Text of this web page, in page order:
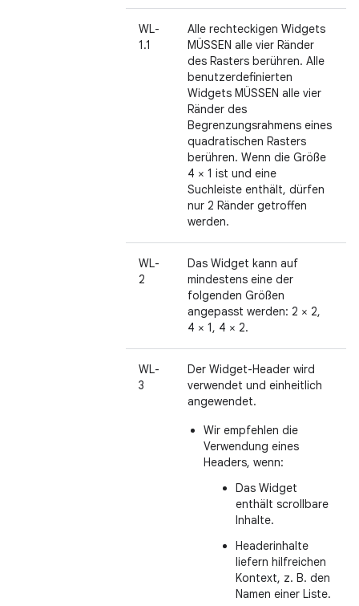
WL-
1.1
Alle rechteckigen Widgets
MÜSSEN alle vier Ränder
des Rasters berühren. Alle
benutzerdefinierten
Widgets MÜSSEN alle vier
Ränder des
Begrenzungsrahmens eines
quadratischen Rasters
berühren. Wenn die Größe
4 × 1 ist und eine
Suchleiste enthält, dürfen
nur 2 Ränder getroffen
werden.
WL-
2
Das Widget kann auf
mindestens eine der
folgenden Größen
angepasst werden: 2 × 2,
4 × 1, 4 × 2.
WL-
3
Der Widget-Header wird
verwendet und einheitlich
angewendet.
Wir empfehlen die
Verwendung eines
Headers, wenn:
Das Widget
enthält scrollbare
Inhalte.
Headerinhalte
liefern hilfreichen
Kontext, z. B. den
Namen einer Liste.